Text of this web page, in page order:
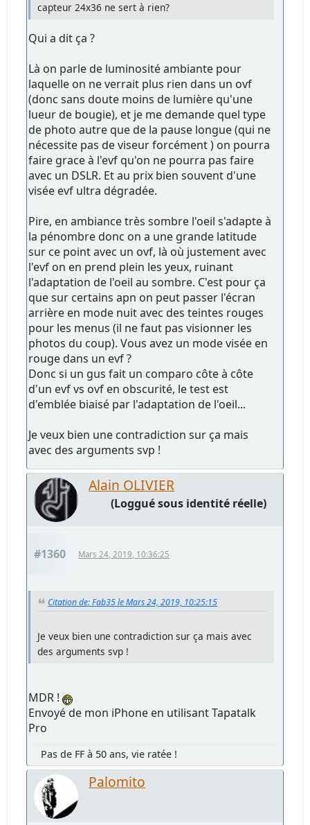
capteur 24x36 ne sert à rien?
Qui a dit ça ?
Là on parle de luminosité ambiante pour
laquelle on ne verrait plus rien dans un ovf
(donc sans doute moins de lumière qu'une
lueur de bougie), et je me demande quel type
de photo autre que de la pause longue (qui ne
nécessite pas de viseur forcément ) on pourra
faire grace à l'evf qu'on ne pourra pas faire
avec un DSLR. Et au prix bien souvent d'une
visée evf ultra dégradée.
Pire, en ambiance très sombre l'oeil s'adapte à
la pénombre donc on a une grande latitude
sur ce point avec un ovf, là où justement avec
l'evf on en prend plein les yeux, ruinant
l'adaptation de l'oeil au sombre. C'est pour ça
que sur certains apn on peut passer l'écran
arrière en mode nuit avec des teintes rouges
pour les menus (il ne faut pas visionner les
photos du coup). Vous avez un mode visée en
rouge dans un evf ?
Donc si un gus fait un comparo côte à côte
d'un evf vs ovf en obscurité, le test est
d'emblée biaisé par l'adaptation de l'oeil...
Je veux bien une contradiction sur ça mais
avec des arguments svp !
Alain OLIVIER
(Loggué sous identité réelle)
#1360 Mars 24, 2019, 10:36:25
Citation de: Fab35 le Mars 24, 2019, 10:25:15
Je veux bien une contradiction sur ça mais avec
des arguments svp !
MDR !
Envoyé de mon iPhone en utilisant Tapatalk
Pro
Pas de FF à 50 ans, vie ratée !
Palomito